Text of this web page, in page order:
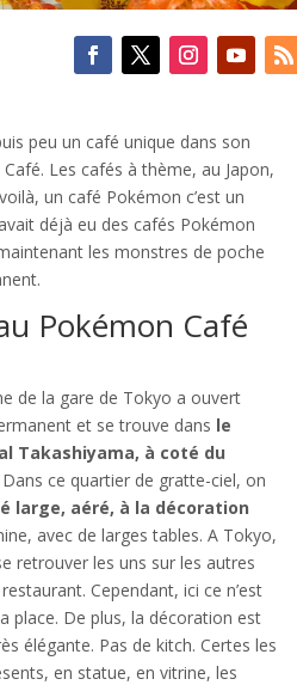
peu un café unique dans son
Les cafés à thème, au Japon,
un café Pokémon c’est un
déjà eu des cafés Pokémon
les monstres de poche
Pokémon Café
de la gare de Tokyo a ouvert
et se trouve dans le
Takashiyama, à coté du
ce quartier de gratte-ciel, on
large, aéré, à la décoration
avec de larges tables. A Tokyo,
retrouver les uns sur les autres
Cependant, ici ce n’est
place. De plus, la décoration est
élégante. Pas de kitch. Certes les
en statue, en vitrine, les